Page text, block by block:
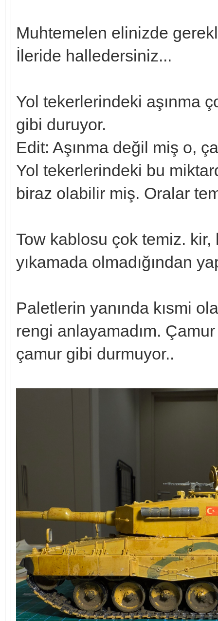
Muhtemelen elinizde
İleride halledersiniz...
Yol tekerlerindeki aşınma
gibi duruyor.
Edit: Aşınma değil miş o,
Yol tekerlerindeki bu
biraz olabilir miş. Oralar
Tow kablosu çok temiz. kir,
yıkamada olmadığından
Paletlerin yanında kısmi
rengi anlayamadım.
çamur gibi durmuyor..